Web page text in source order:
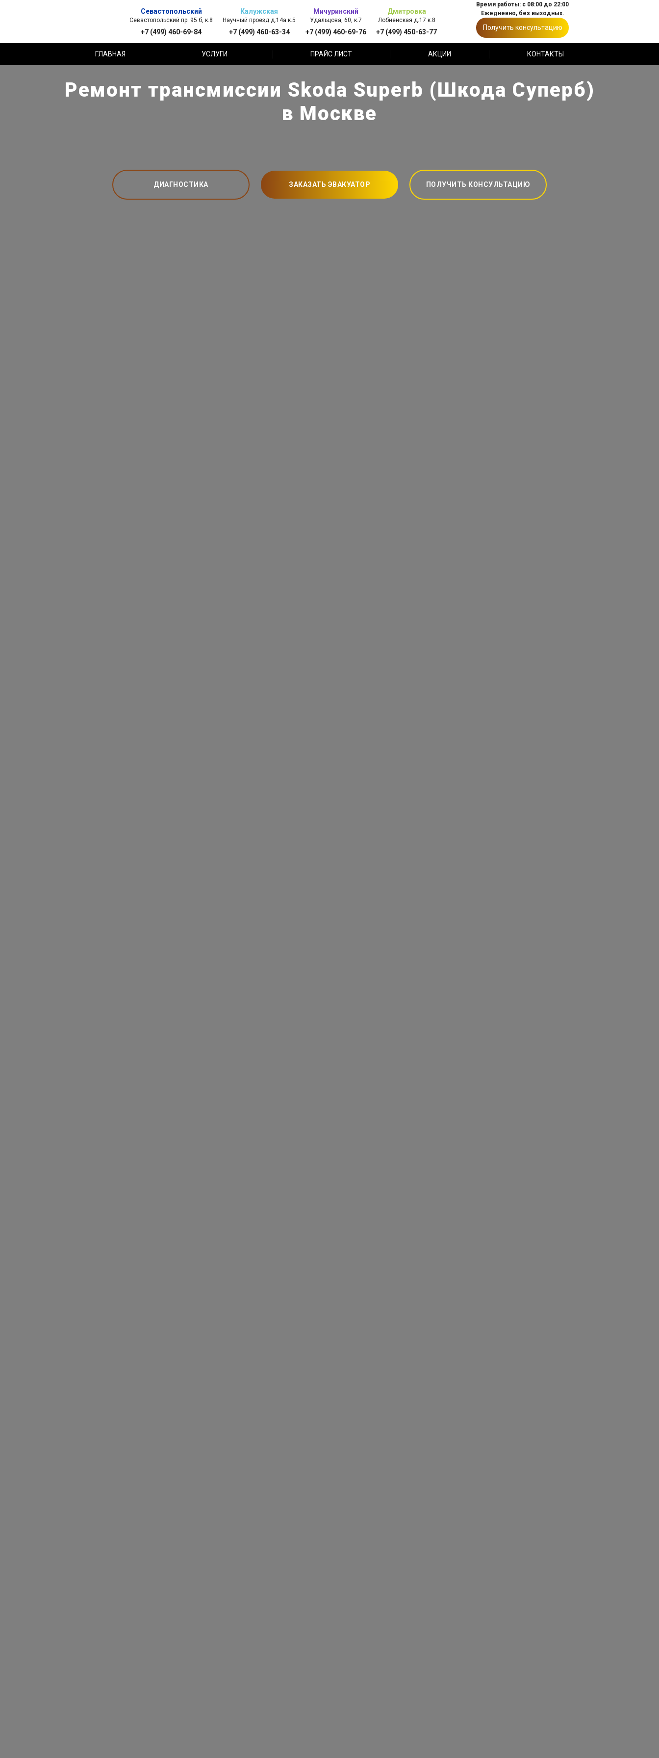
Севастопольский
Севастопольский пр. 95 б, к.8
+7 (499) 460-69-84
Калужская
Научный проезд д.14а к.5
+7 (499) 460-63-34
Мичуринский
Удальцова, 60, к.7
+7 (499) 460-69-76
Дмитровка
Лобненская д.17 к.8
+7 (499) 450-63-77
Время работы: с 08:00 до 22:00
Ежедневно, без выходных.
Получить консультацию
ГЛАВНАЯ УСЛУГИ ПРАЙС ЛИСТ АКЦИИ КОНТАКТЫ
Ремонт трансмиссии Skoda Superb (Шкода Суперб)
в Москве
ДИАГНОСТИКА ЗАКАЗАТЬ ЭВАКУАТОР ПОЛУЧИТЬ КОНСУЛЬТАЦИЮ